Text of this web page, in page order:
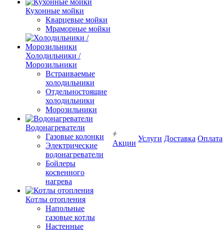
Кухонные мойки
Кварцевые мойки
Мраморные мойки
Холодильники /
Морозильники
Встраиваемые
холодильники
Отдельностоящие
холодильники
Морозильники
Водонагреватели
Газовые колонки
Электрические
водонагреватели
Бойлеры
косвенного
нагрева
Котлы отопления
Напольные
газовые котлы
Настенные
Акции
Услуги Доставка Оплата